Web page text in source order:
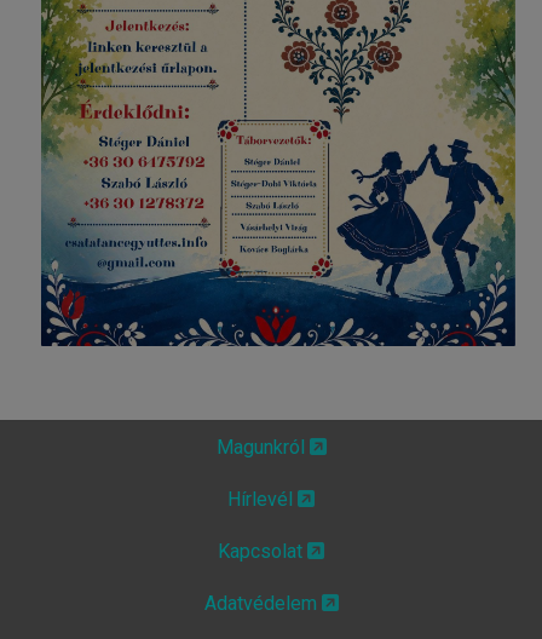
Magunkról
Hírlevél
Kapcsolat
Adatvédelem